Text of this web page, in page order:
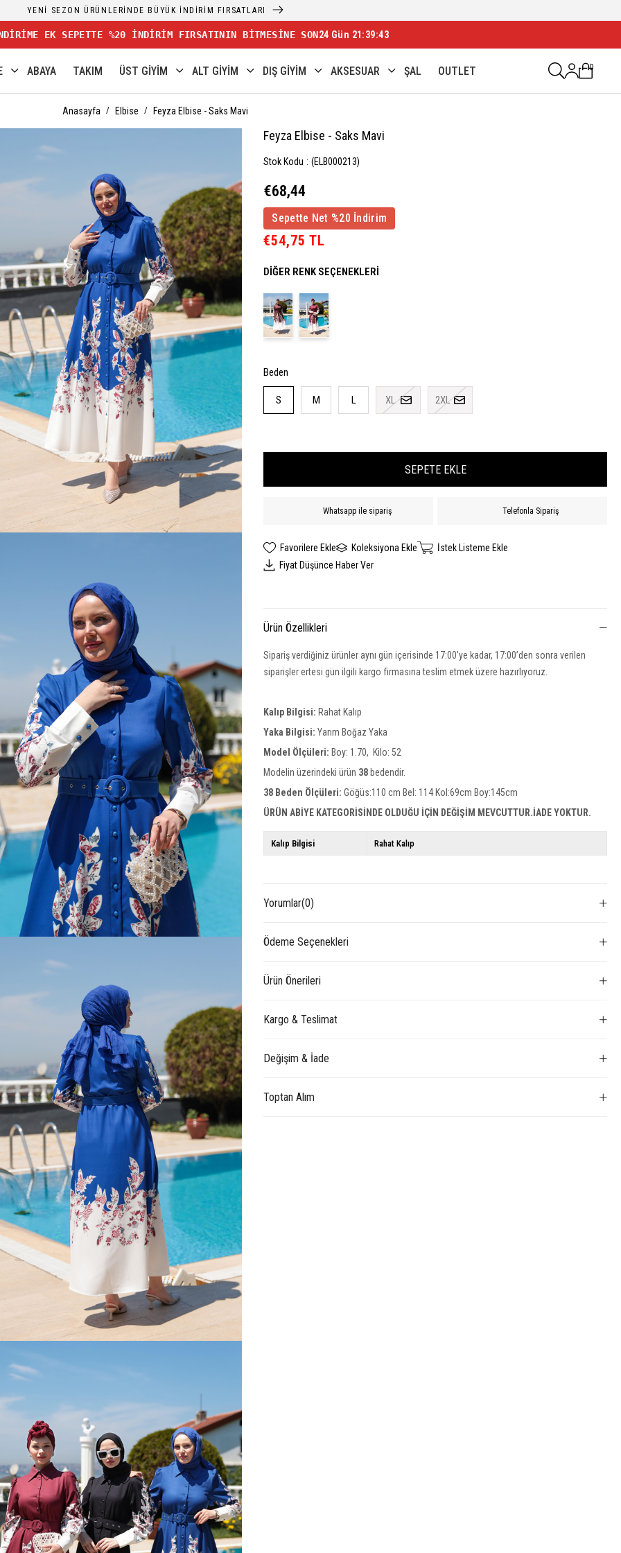
EK SEPETTE %20 İNDİRİM FIRSATININ BİTMESİNE SON24 Gün 21:39:41
ABAYA TAKIM ÜST GİYİM ALT GİYİM DIŞ GİYİM AKSESUAR ŞAL OUTLET 0
Anasayfa Elbise Feyza Elbise - Saks Mavi
Feyza Elbise - Saks Mavi
Stok Kodu (ELB000213)
€68,44
Sepette Net %20 İndirim
€54,75 TL
DIĞER RENK SEÇENEKLERI
Beden
S M L XL 2XL
Whatsapp ile sipariş Telefonla Sipariş
Favorilere Ekle Koleksiyona Ekle
İstek Listeme Ekle
Fiyat Düşünce Haber Ver
Ürün Özellikleri
Sipariş verdiğiniz ürünler aynı gün içerisinde 17:00’ye kadar, 17:00’den sonra verilen
siparişler ertesi gün ilgili kargo firmasına teslim etmek üzere hazırlıyoruz.
Kalıp Bilgisi: Rahat Kalıp
Yaka Bilgisi:Yarım Boğaz Yaka
Model Ölçüleri: Boy: 1.70, Kilo: 52
Modelin üzerindeki ürün 38 bedendir.
38 Beden Ölçüleri: Göğüs:110 cm Bel: 114 Kol:69cm Boy:145cm
ÜRÜN ABİYE KATEGORİSİNDE OLDUĞU İÇİN DEĞİŞİM MEVCUTTUR.İADE YOKTUR.
Kalıp Bilgisi Rahat Kalıp
Yorumlar(0)
Ödeme Seçenekleri
Ürün Önerileri
Kargo & Teslimat
Değişim & İade
Toptan Alım